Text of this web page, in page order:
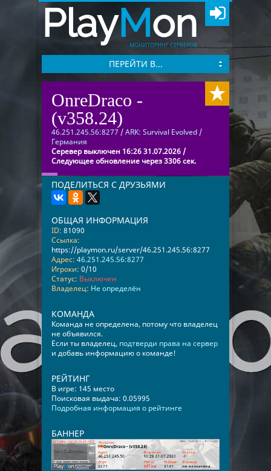
PlayMon
МОНИТОРИНГ СЕРВЕРОВ
ПЕРЕЙТИ В...
OnreDraco -
(v358.24)
46.251.245.56:8277 /ARK: Survival Evolved /
Германия
Серевер выключен 16:26 31.07.2026 /
Следующее обновление через 3306 сек.
ПОДЕЛИТЬСЯ С ДРУЗЬЯМИ
ОБЩАЯ ИНФОРМАЦИЯ
ID: 81090
Ссылка:
https://playmon.ru/server/46.251.245.56:8277
Адрес: 46.251.245.56:8277
Игроки: 0/10
Статус: Выключен
Владелец: Не определён
КОМАНДА
Команда не определена, потому что владелец
не объявился.
Если ты владелец, подтверди права на сервер
и добавь информацию о команде!
РЕЙТИНГ
В игре: 145 место
Поисковая выдача: 0.05995
Подробная информация о рейтинге
БАННЕР